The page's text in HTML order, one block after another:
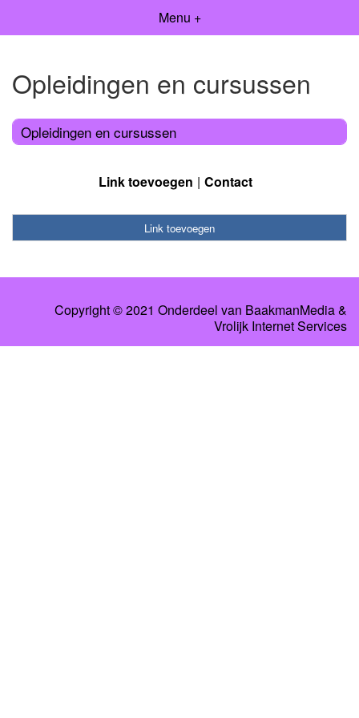
Menu +
Opleidingen en cursussen
Opleidingen en cursussen
Link toevoegen Contact
Link toevoegen
Copyright © 2021 Onderdeel van BaakmanMedia&
Vrolijk Internet Services